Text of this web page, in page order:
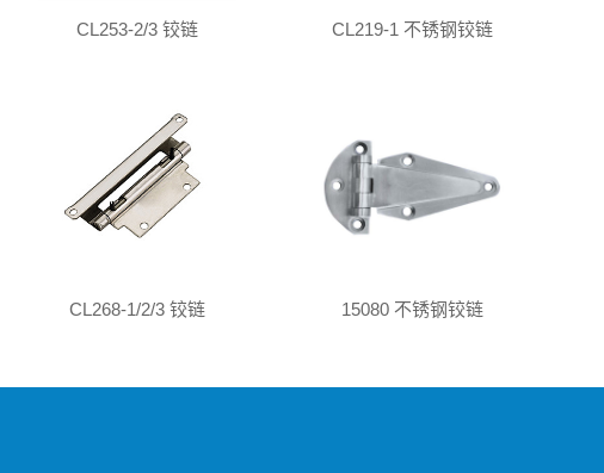
CL253-2/3 铰链 CL219-1 不锈钢铰链
CL268-1/2/3 铰链 15080 不锈钢铰链